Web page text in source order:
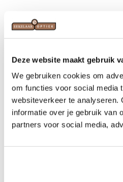
Deze website maakt gebruik
We gebruiken cookies om
om functies voor social media
websiteverkeer te analyseren.
informatie over je gebruik van
partners voor social media,